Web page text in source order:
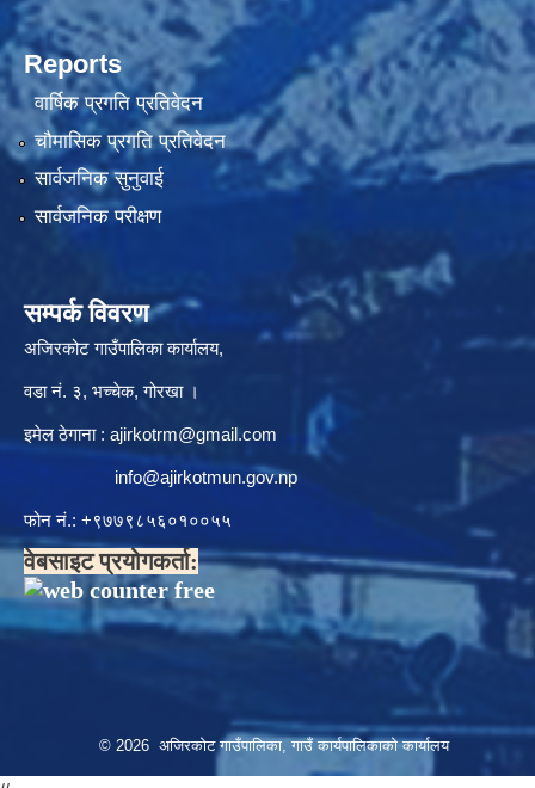
Reports
वार्षिक प्रगति प्रतिवेदन
चौमासिक प्रगति प्रतिवेदन
सार्वजनिक सुनुवाई
सार्वजनिक परीक्षण
सम्पर्क विवरण
अजिरकोट गाउँपालिका कार्यालय,
वडा नं. ३, भच्चेक, गोरखा ।
इमेल ठेगाना : ajirkotrm@gmail.com
info@ajirkotmun.gov.np
फोन नं.: ‍‌+९७७९८५६०१००५५
वेबसाइट प्रयोगकर्ता:
© 2026 अजिरकोट गाउँपालिका, गाउँ कार्यपालिकाको कार्यालय